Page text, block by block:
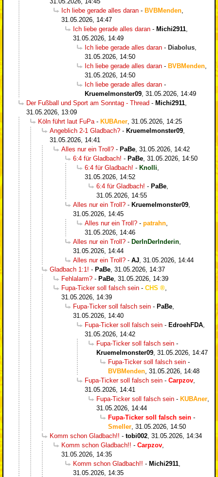
Ich liebe gerade alles daran - BVBMenden
31.05.2026, 14:47
Ich liebe gerade alles daran - Michi2911
31.05.2026, 14:49
Ich liebe gerade alles daran - Diabolus
31.05.2026, 14:50
Ich liebe gerade alles daran - BVBMenden
31.05.2026, 14:50
Ich liebe gerade alles daran -
Kruemelmonster09 31.05.2026, 14:49
Der Fußball und Sport am Sonntag - Thread - Michi2911
31.05.2026, 13:09
Köln führt laut FuPa - KUBAner 31.05.2026, 14:25
Angeblich 2-1 Gladbach? - Kruemelmonster09
31.05.2026, 14:41
Alles nur ein Troll? - PaBe 31.05.2026, 14:42
6:4 für Gladbach! - PaBe 31.05.2026, 14:50
6:4 für Gladbach! - Knolli
31.05.2026, 14:52
6:4 für Gladbach! - PaBe
31.05.2026, 14:55
Alles nur ein Troll? - Kruemelmonster09
31.05.2026, 14:45
Alles nur ein Troll? - patrahn
31.05.2026, 14:46
Alles nur ein Troll? - DerInDerInderin
31.05.2026, 14:44
Alles nur ein Troll? - AJ 31.05.2026, 14:44
Gladbach 1:1! - PaBe 31.05.2026, 14:37
Fehlalarm? - PaBe 31.05.2026, 14:39
Fupa-Ticker soll falsch sein - CHS
31.05.2026, 14:39
Fupa-Ticker soll falsch sein - PaBe
31.05.2026, 14:40
Fupa-Ticker soll falsch sein - EdroehFDA
31.05.2026, 14:42
Fupa-Ticker soll falsch sein -
Kruemelmonster09 31.05.2026, 14:47
Fupa-Ticker soll falsch sein -
BVBMenden 31.05.2026, 14:48
Fupa-Ticker soll falsch sein - Carpzov
31.05.2026, 14:41
Fupa-Ticker soll falsch sein - KUBAner
31.05.2026, 14:44
Fupa-Ticker soll falsch sein -
Smeller 31.05.2026, 14:50
Komm schon Gladbach!! - tobi002 31.05.2026, 14:34
Komm schon Gladbach!! - Carpzov
31.05.2026, 14:35
Komm schon Gladbach!! - Michi2911
31.05.2026, 14:35